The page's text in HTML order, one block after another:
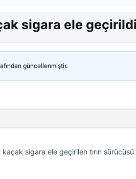
sigara ele geçirildi
güncellenmiştir.
sigara ele geçirilen tırın sürücüsü